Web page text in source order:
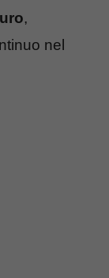
,
nel